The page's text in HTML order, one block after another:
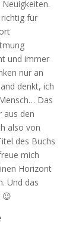
für
und immer
nur an
denkt, ich
Das
aus den
also von
des Buchs
mich
Horizont
Und das
😉